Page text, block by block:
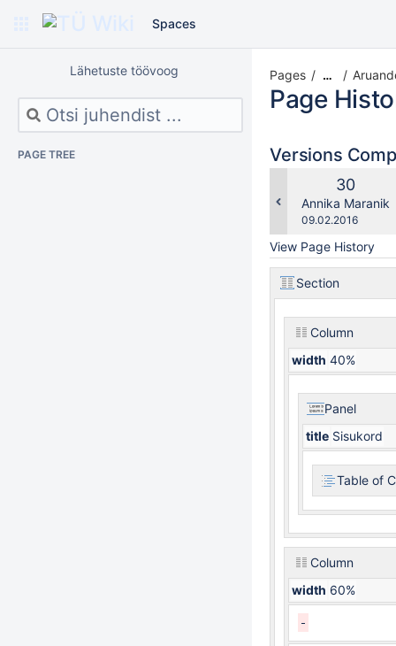
Spaces
Lähetuste töövoog
PAGE TREE
Pages …
Page
Versions
Old
Version
30
Annika Maranik
Saved
09.02.2016
View Page History
Section
Column
width 40%
Panel
title Sisukord
Table of
Column
width 60%